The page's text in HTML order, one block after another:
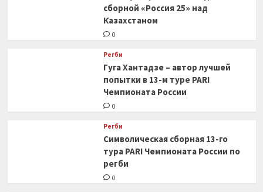
сборной «Россия 25» над
Казахстаном
0
Регби
Гуга Хантадзе – автор лучшей
попытки в 13-м туре PARI
Чемпионата России
0
Регби
Символическая сборная 13-го
тура PARI Чемпионата России по
регби
0